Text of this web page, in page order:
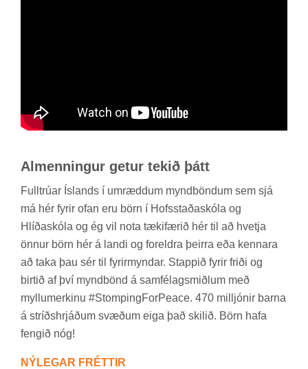
Al­menn­ing­ur get­ur tek­ið þátt
Full­trú­ar Ís­lands í um­rædd­um mynd­bönd­um sem sjá
má hér fyr­ir ofan eru börn í Hofs­staða­skóla og
Hlíða­skóla og ég vil nota tæki­fær­ið hér til að hvetja
önn­ur börn hér á landi og for­eldra þeirra eða kenn­ara
að taka þau sér til fyr­ir­mynd­ar. Stapp­ið fyr­ir friði og
birt­ið af því mynd­bönd á sam­fé­lags­miðl­um með
myllu­merk­inu #Stomp­ing­ForPeace. 470 millj­ón­ir barna
á stríðs­hrjáð­um svæð­um eiga það skil­ið. Börn hafa
feng­ið nóg!
NÝ­LEG­AR FRÉTT­IR